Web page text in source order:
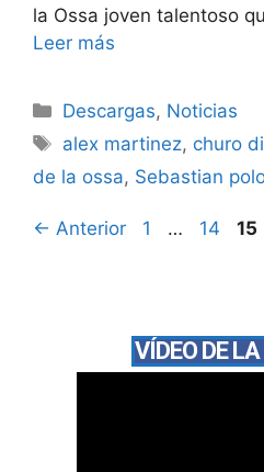
la Ossa joven talentoso
Leer más
Descargas, Noticias
alex martinez, churo
de la ossa, Sebastian
← Anterior 1 … 14 15
VÍDEO DE